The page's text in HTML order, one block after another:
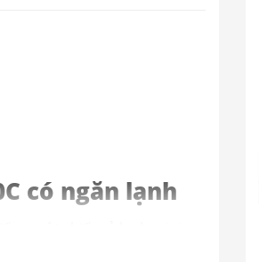
có ngăn lạnh
tủ lạnh…thích hợp với các